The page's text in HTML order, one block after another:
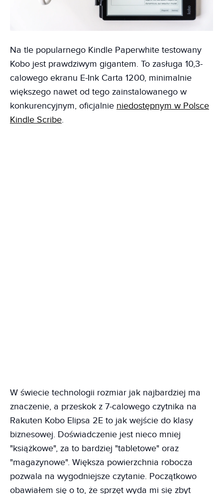
Na tle popularnego Kindle Paperwhite testowany
Kobo jest prawdziwym gigantem. To zasługa 10,3-
calowego ekranu E-Ink Carta 1200, minimalnie
większego nawet od tego zainstalowanego w
konkurencyjnym, oficjalnie niedostępnym w Polsce
Kindle Scribe.
W świecie technologii rozmiar jak najbardziej ma
znaczenie, a przeskok z 7-calowego czytnika na
Rakuten Kobo Elipsa 2E to jak wejście do klasy
biznesowej. Doświadczenie jest nieco mniej
"książkowe", za to bardziej "tabletowe" oraz
"magazynowe". Większa powierzchnia robocza
pozwala na wygodniejsze czytanie. Początkowo
obawiałem się o to, że sprzęt wyda mi się zbyt